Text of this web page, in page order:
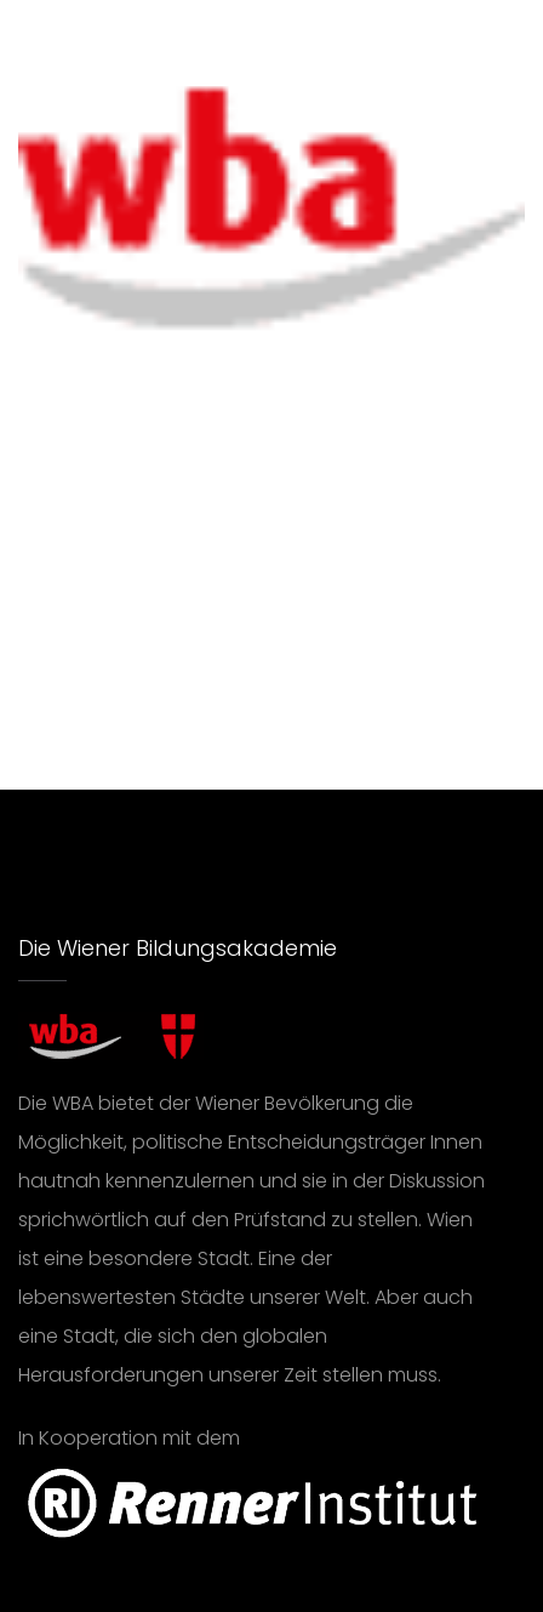
Die Wiener Bildungsakademie
Die WBA bietet der Wiener Bevölkerung die
Möglichkeit, politische Entscheidungsträger Innen
hautnah kennenzulernen und sie in der Diskussion
sprichwörtlich auf den Prüfstand zu stellen. Wien
ist eine besondere Stadt. Eine der
lebenswertesten Städte unserer Welt. Aber auch
eine Stadt, die sich den globalen
Herausforderungen unserer Zeit stellen muss.
In Kooperation mit dem